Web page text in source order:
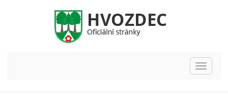
Hlavní
nabídka